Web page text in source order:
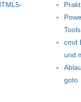
Tools
cmd
und
goto